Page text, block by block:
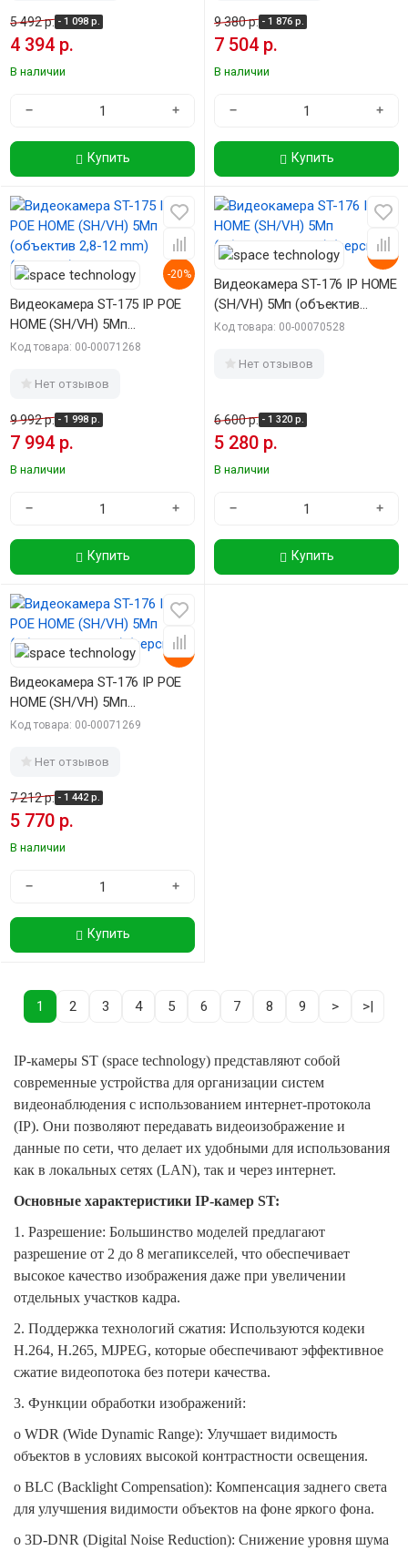
5 492 р. - 1 098 р.
4 394 р.
В наличии
− +
Купить
9 380 р. - 1 876 р.
7 504 р.
В наличии
− +
Купить
-20%
Видеокамера ST-175 IP POE
HOME (SH/VH) 5Мп
(объектив 2,8-12 mm)
Код товара: 00-00071268
Нет отзывов
9 992 р. - 1 998 р.
7 994 р.
В наличии
− +
Купить
-20%
Видеокамера ST-176 IP HOME
(SH/VH) 5Мп (объектив
2,8mm) (версия 2)
Код товара: 00-00070528
Нет отзывов
6 600 р. - 1 320 р.
5 280 р.
В наличии
− +
Купить
-20%
Видеокамера ST-176 IP POE
HOME (SH/VH) 5Мп
(объектив 2,8mm) (версия 2)
Код товара: 00-00071269
Нет отзывов
7 212 р. - 1 442 р.
5 770 р.
В наличии
− +
Купить
1 2 3 4 5 6 7 8 9 > >|
IP-камеры ST (space technology) представляют собой
современные устройства для организации систем
видеонаблюдения с использованием интернет-протокола
(IP). Они позволяют передавать видеоизображение и
данные по сети, что делает их удобными для использования
как в локальных сетях (LAN), так и через интернет.
Основные характеристики IP-камер ST:
1. Разрешение: Большинство моделей предлагают
разрешение от 2 до 8 мегапикселей, что обеспечивает
высокое качество изображения даже при увеличении
отдельных участков кадра.
2. Поддержка технологий сжатия: Используются кодеки
H.264, H.265, MJPEG, которые обеспечивают эффективное
сжатие видеопотока без потери качества.
3. Функции обработки изображений:
o WDR (Wide Dynamic Range): Улучшает видимость
объектов в условиях высокой контрастности освещения.
o BLC (Backlight Compensation): Компенсация заднего света
для улучшения видимости объектов на фоне яркого фона.
o 3D-DNR (Digital Noise Reduction): Снижение уровня шума